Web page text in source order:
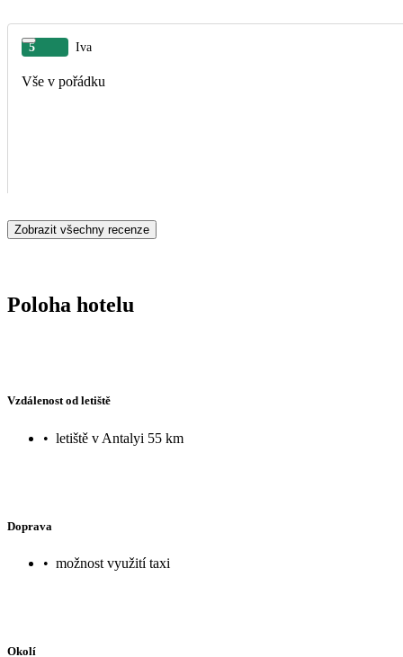
5 Iva
Vše v pořádku
Zobrazit všechny recenze
Poloha hotelu
Vzdálenost od letiště
• letiště v Antalyi 55 km
Doprava
• možnost využití taxi
Okolí